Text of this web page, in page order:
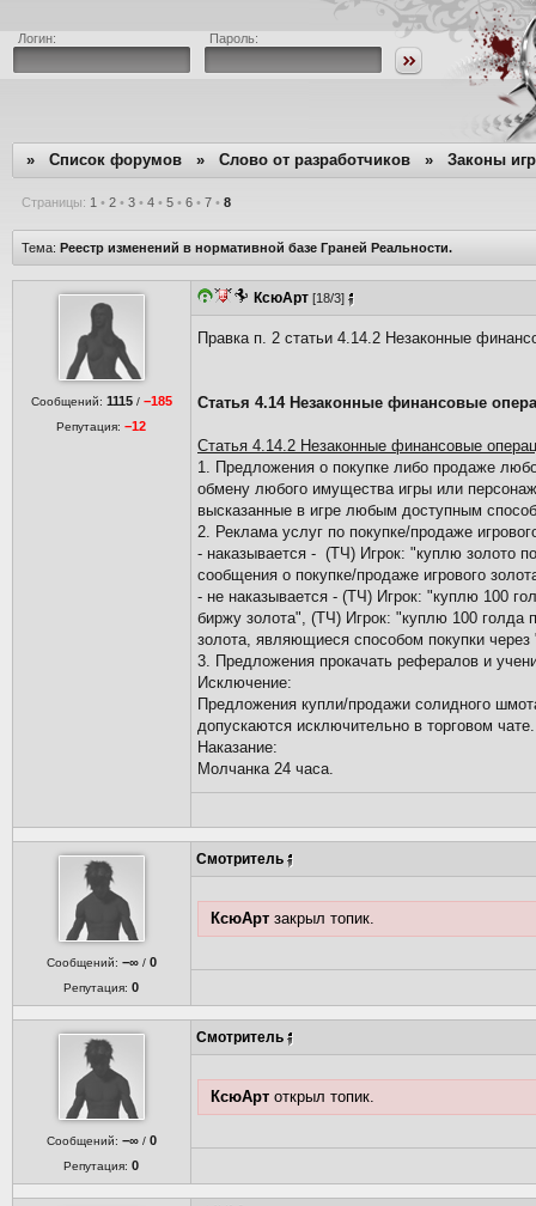
Логин: Пароль:
» Список форумов » Слово от разработчиков » Законы
Страницы: 1 • 2 • 3 • 4 • 5 • 6 • 7 • 8
Тема: Реестр изменений в нормативной базе Граней Реальности.
Сообщений: 1115 / −185
Репутация:−12
КсюАрт [18/3]
Правка п. 2 статьи 4.14.2 Незаконные
Статья 4.14 Незаконные финансовые
Статья 4.14.2 Незаконные финансовые
1. Предложения о покупке либо продаже
обмену любого имущества игры или
высказанные в игре любым доступным
2. Реклама услуг по покупке/продаже
- наказывается - (ТЧ) Игрок: "куплю золото
сообщения о покупке/продаже игрового
- не наказывается - (ТЧ) Игрок: "куплю 100
биржу золота", (ТЧ) Игрок: "куплю 100 голда
золота, являющиеся способом покупки
3. Предложения прокачать рефералов и
Исключение:
Предложения купли/продажи солидного
допускаются исключительно в торговом чате.
Наказание:
Молчанка 24 часа.
Сообщений: −∞ / 0
Репутация:0
Смотритель
КсюАрт закрыл топик.
Сообщений: −∞ / 0
Репутация:0
Смотритель
КсюАрт открыл топик.